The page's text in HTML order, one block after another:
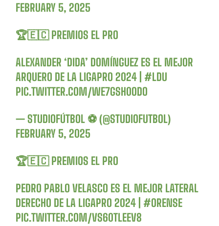
FEBRUARY 5, 2025
🏆🇪🇨 PREMIOS EL PRO
ALEXANDER ‘DIDA’ DOMÍNGUEZ ES EL MEJOR
ARQUERO DE LA LIGAPRO 2024 |#LDU
PIC.TWITTER.COM/WE7GSH0ODO
— STUDIOFÚTBOL ⚽ (@STUDIOFUTBOL)
FEBRUARY 5, 2025
🏆🇪🇨 PREMIOS EL PRO
PEDRO PABLO VELASCO ES EL MEJOR LATERAL
DERECHO DE LA LIGAPRO 2024 |#ORENSE
PIC.TWITTER.COM/VS60TLEEV8